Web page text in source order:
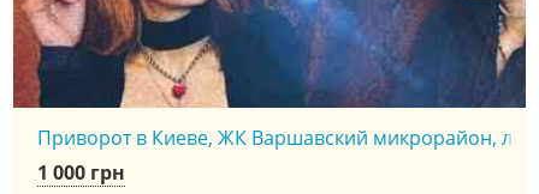
Приворот в Киеве, ЖК Варшавский микрорайон,
1 000 грн